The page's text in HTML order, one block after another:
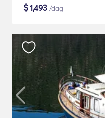
$1,493 /dag